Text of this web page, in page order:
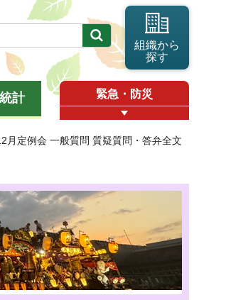
組織から
探す
計 緊急・防災
月定例会 一般質問 質疑質問・答弁全文